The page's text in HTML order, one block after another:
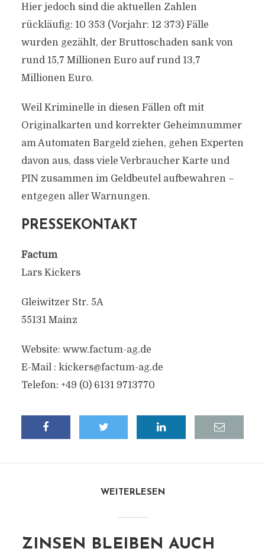
Hier jedoch sind die aktuellen Zahlen
rückläufig: 10 353 (Vorjahr: 12 373) Fälle
wurden gezählt, der Bruttoschaden sank von
rund 15,7 Millionen Euro auf rund 13,7
Millionen Euro.
Weil Kriminelle in diesen Fällen oft mit
Originalkarten und korrekter Geheimnummer
am Automaten Bargeld ziehen, gehen Experten
davon aus, dass viele Verbraucher Karte und
PIN zusammen im Geldbeutel aufbewahren –
entgegen aller Warnungen.
PRESSEKONTAKT
Factum
Lars Kickers
Gleiwitzer Str. 5A
55131 Mainz
Website: www.factum-ag.de
E-Mail : kickers@factum-ag.de
Telefon: +49 (0) 6131 9713770
WEITERLESEN
ZINSEN BLEIBEN AUCH